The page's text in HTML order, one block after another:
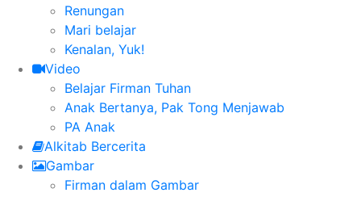
Renungan
Mari belajar
Kenalan, Yuk!
Video
Belajar Firman Tuhan
Anak Bertanya, Pak Tong Menjawab
PA Anak
Alkitab Bercerita
Gambar
Firman dalam Gambar